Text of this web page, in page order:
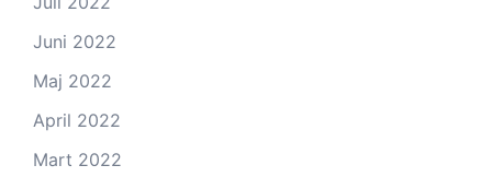
Juni 2022
Maj 2022
April 2022
Mart 2022